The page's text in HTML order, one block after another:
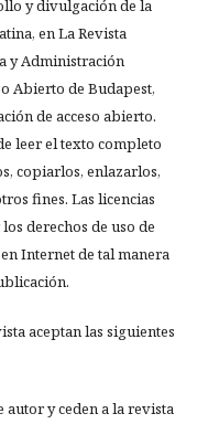
y divulgación de la
en La Revista
y Administración
Abierto de Budapest,
de acceso abierto.
leer el texto completo
copiarlos, enlazarlos,
fines. Las licencias
derechos de uso de
Internet de tal manera
aceptan las siguientes
autor y ceden a la revista